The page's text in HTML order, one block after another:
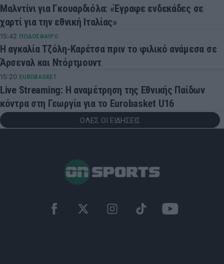
Μαλντίνι για Γκουαρδιόλα: «Έγραφε ενδεκάδες σε
χαρτί για την εθνική Ιταλίας»
15:42 ΠΟΔΟΣΦΑΙΡΟ
Η αγκαλία Τζόλη-Καρέτσα πριν το φιλικό ανάμεσα σε
Άρσεναλ και Ντόρτμουντ
15:20 EUROBASKET
Live Streaming: Η αναμέτρηση της Εθνικής Παίδων
κόντρα στη Γεωργία για το Eurobasket U16
ΟΛΕΣ ΟΙ ΕΙΔΗΣΕΙΣ